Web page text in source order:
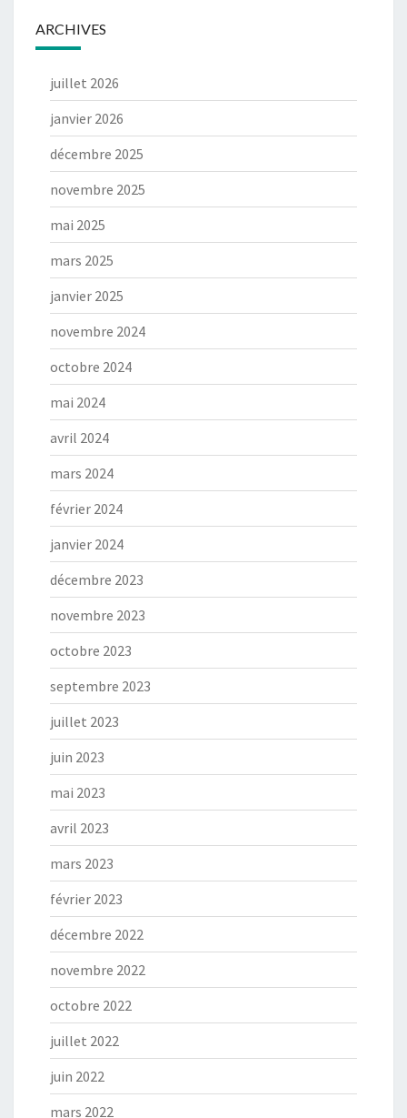
ARCHIVES
juillet 2026
janvier 2026
décembre 2025
novembre 2025
mai 2025
mars 2025
janvier 2025
novembre 2024
octobre 2024
mai 2024
avril 2024
mars 2024
février 2024
janvier 2024
décembre 2023
novembre 2023
octobre 2023
septembre 2023
juillet 2023
juin 2023
mai 2023
avril 2023
mars 2023
février 2023
décembre 2022
novembre 2022
octobre 2022
juillet 2022
juin 2022
mars 2022